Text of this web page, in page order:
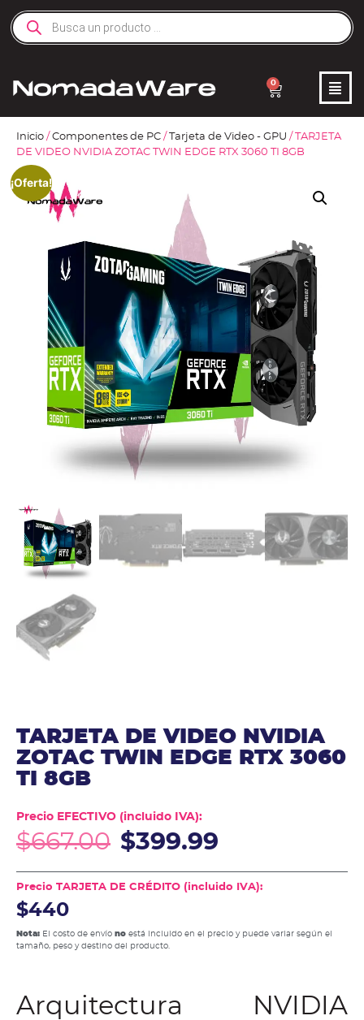
0
Inicio / Componentes de PC / Tarjeta de Video - GPU / TARJETA
DE VIDEO NVIDIA ZOTAC TWIN EDGE RTX 3060 TI 8GB
¡Oferta!
TARJETA DE VIDEO NVIDIA
ZOTAC TWIN EDGE RTX 3060
TI 8GB
Precio EFECTIVO (incluido IVA):
$667.00 $399.99
Precio TARJETA DE CRÉDITO (incluido IVA):
$440
Nota: El costo de envío no está incluido en el precio y puede variar según el
tamaño, peso y destino del producto.
Arquitectura NVIDIA